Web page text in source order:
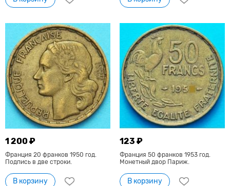
1 200 ₽
Франция 20 франков 1950 год.
Подпись в две строки.
В корзину
123 ₽
Франция 50 франков 1953 год.
Монетный двор Париж.
В корзину